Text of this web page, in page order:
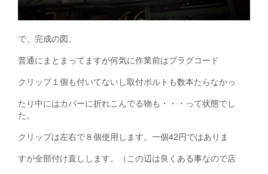
で、完成の図。
普通にまとまってますが何気に作業前はプラグコード
クリップ１個も付いてないし取付ボルトも数本たらなかっ
たり中にはカバーに折れこんでる物も・・・って状態でし
た。
クリップは左右で８個使用します。一個42円ではありま
すが全部付け直しします。（この辺は良くある事なので店